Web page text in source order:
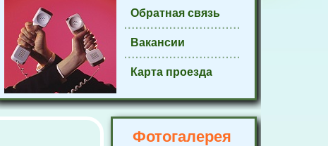
Обратная связь
Вакансии
Карта проезда
Фотогалерея